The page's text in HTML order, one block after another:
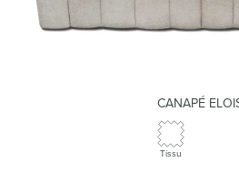
CANAPÉ
Tissu